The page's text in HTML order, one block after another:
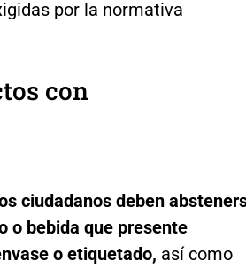
por la normativa
con
ciudadanos deben
o bebida que presente
o etiquetado, así como